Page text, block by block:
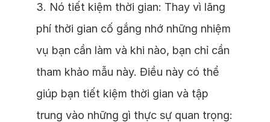
3. Nó tiết kiệm thời gian: Thay vì lãng
phí thời gian cố gắng nhớ những nhiệm
vụ bạn cần làm và khi nào, bạn chỉ cần
tham khảo mẫu này. Điều này có thể
giúp bạn tiết kiệm thời gian và tập
trung vào những gì thực sự quan trọng: